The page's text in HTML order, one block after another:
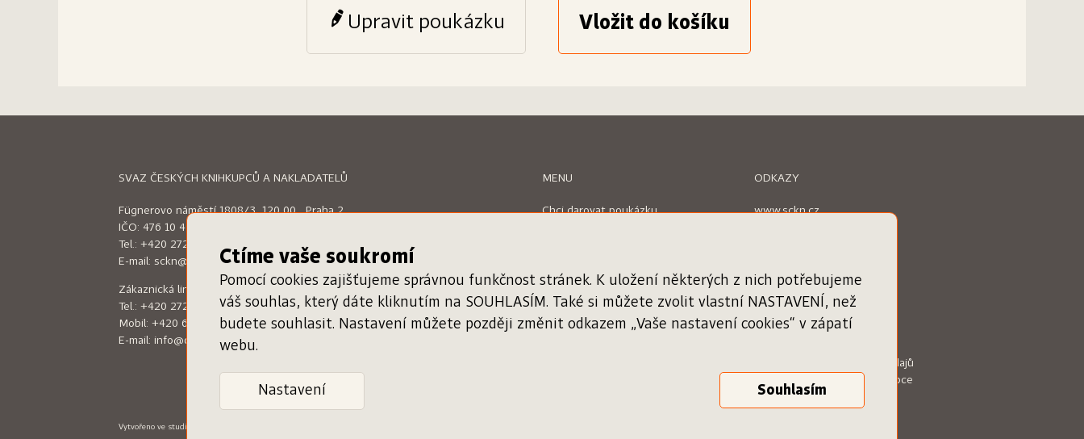
Upravit poukázku
SVAZ ČESKÝCH KNIHKUPCŮ A NAKLADATELŮ
Fügnerovo náměstí 1808/3, 120 00 Praha 2
IČO: 476 10 492
Tel.: +420 272 660 644
E-mail: sckn@sckn.cz
Zákaznická linka (9:00 - 16:00)
Tel.: +420 272 660 644
Mobil: +420 604 200 597
E-mail: info@dameknihu.cz
MENU
Chci darovat poukázku
Nápověda
Kontakty
Registrace knihkupce
ODKAZY
www.sckn.cz
www.cenajirihoortena.cz
www.ceskeknihy.cz
časopis Knižní novinky
Zásady ochrany osobních údajů
Podmínky služby pro knihkupce
Vaše nastavení cookies
Vytvořeno ve studiu
Ctíme vaše soukromí
Pomocí cookies zajišťujeme správnou funkčnost stránek. K uložení některých z nich potřebujeme
váš souhlas, který dáte kliknutím na SOUHLASÍM. Také si můžete zvolit vlastní NASTAVENÍ, než
budete souhlasit. Nastavení můžete později změnit odkazem „Vaše nastavení cookies“ v zápatí
webu.
Nastavení